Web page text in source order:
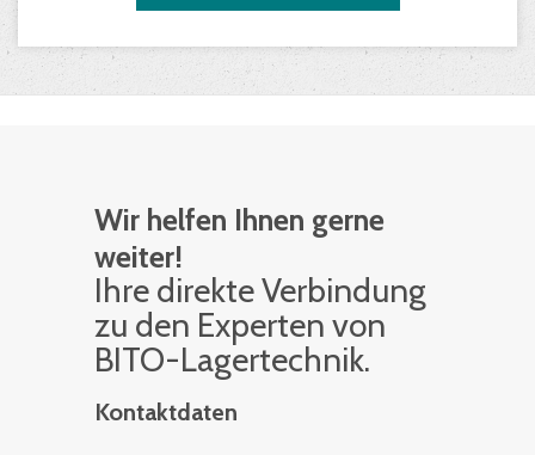
Wir helfen Ihnen gerne
weiter!
Ihre di­rek­te Ver­bin­dung
zu den Ex­per­ten von
BITO-La­ger­tech­nik.
Kontaktdaten